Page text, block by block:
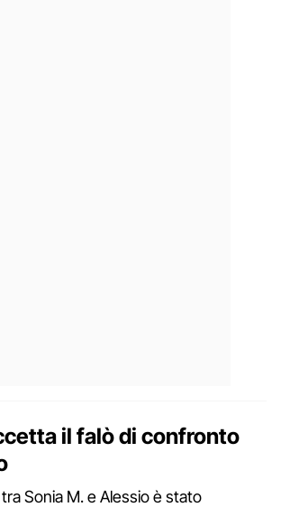
il falò di confronto
Sonia M. e Alessio è stato